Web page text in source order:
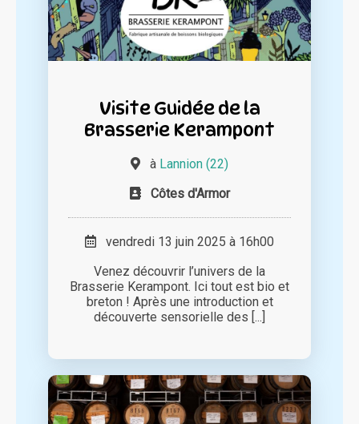
Visite Guidée de la
Brasserie Kerampont
à Lannion (22)
Côtes d'Armor
vendredi 13 juin 2025 à 16h00
Venez découvrir l’univers de la
Brasserie Kerampont. Ici tout est bio et
breton ! Après une introduction et
découverte sensorielle des [...]